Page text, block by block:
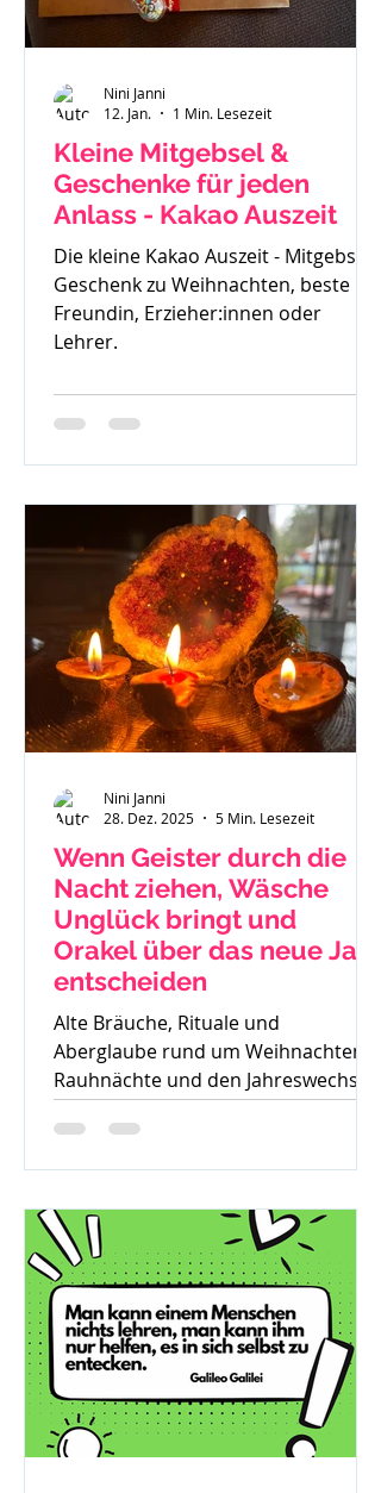
Kleine Mitgebsel &
Geschenke für jeden
Anlass - Kakao Auszeit
Die kleine Kakao Auszeit - Mitgebsel,
Geschenk zu Weihnachten, beste
Freundin, Erzieher:innen oder
Lehrer.
Nini Janni
12. Jan.
1 Min. Lesezeit
Wenn Geister durch die
Nacht ziehen, Wäsche
Unglück bringt und
Orakel über das neue Jahr
entscheiden
Alte Bräuche, Rituale und
Aberglaube rund um Weihnachten,
Rauhnächte und den Jahreswechsel
– warum früher vieles verboten war
und was davon bis heute geblieben
ist.
Nini Janni
28. Dez. 2025
5 Min. Lesezeit